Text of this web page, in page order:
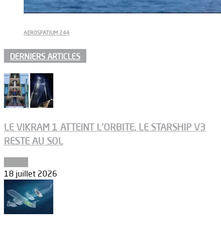
AEROSPATIUM 244
DERNIERS ARTICLES
LE VIKRAM 1 ATTEINT L’ORBITE, LE STARSHIP V3
RESTE AU SOL
18 juillet 2026